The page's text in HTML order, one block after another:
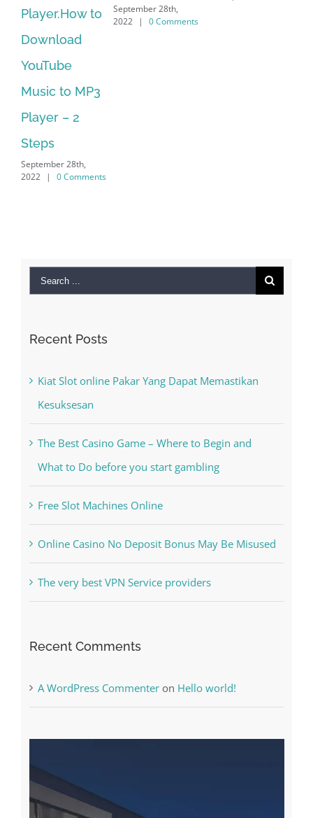
September 28th,
2022 | 0 Comments
Recent Posts
The Best Casino Game – Where to Begin and